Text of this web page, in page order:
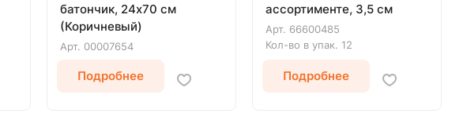
батончик, 24х70 см
(Коричневый)
Арт. 00007654
Подробнее
ассортименте, 3,5 см
Арт. 66600485
Кол-во в упак. 12
Подробнее